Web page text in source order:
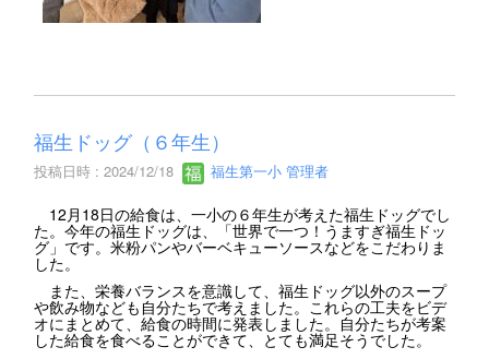
福生ドッグ（６年生）
投稿日時 : 2024/12/18 福生第一小 管理者
12月18日の給食は、一小の６年生が考えた福生ドッグでし
た。今年の福生ドッグは、「世界で一つ！うますぎ福生ドッ
グ」です。米粉パンやバーベキューソースなどをこだわりま
した。
また、栄養バランスを意識して、福生ドッグ以外のスープ
や飲み物なども自分たちで考えました。これらの工夫をビデ
オにまとめて、給食の時間に発表しました。自分たちが考案
した給食を食べることができて、とても満足そうでした。